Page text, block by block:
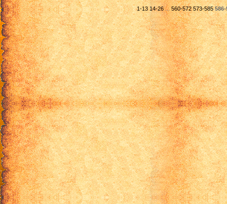
1-13 14-26 ... 560-572 573-585 586-